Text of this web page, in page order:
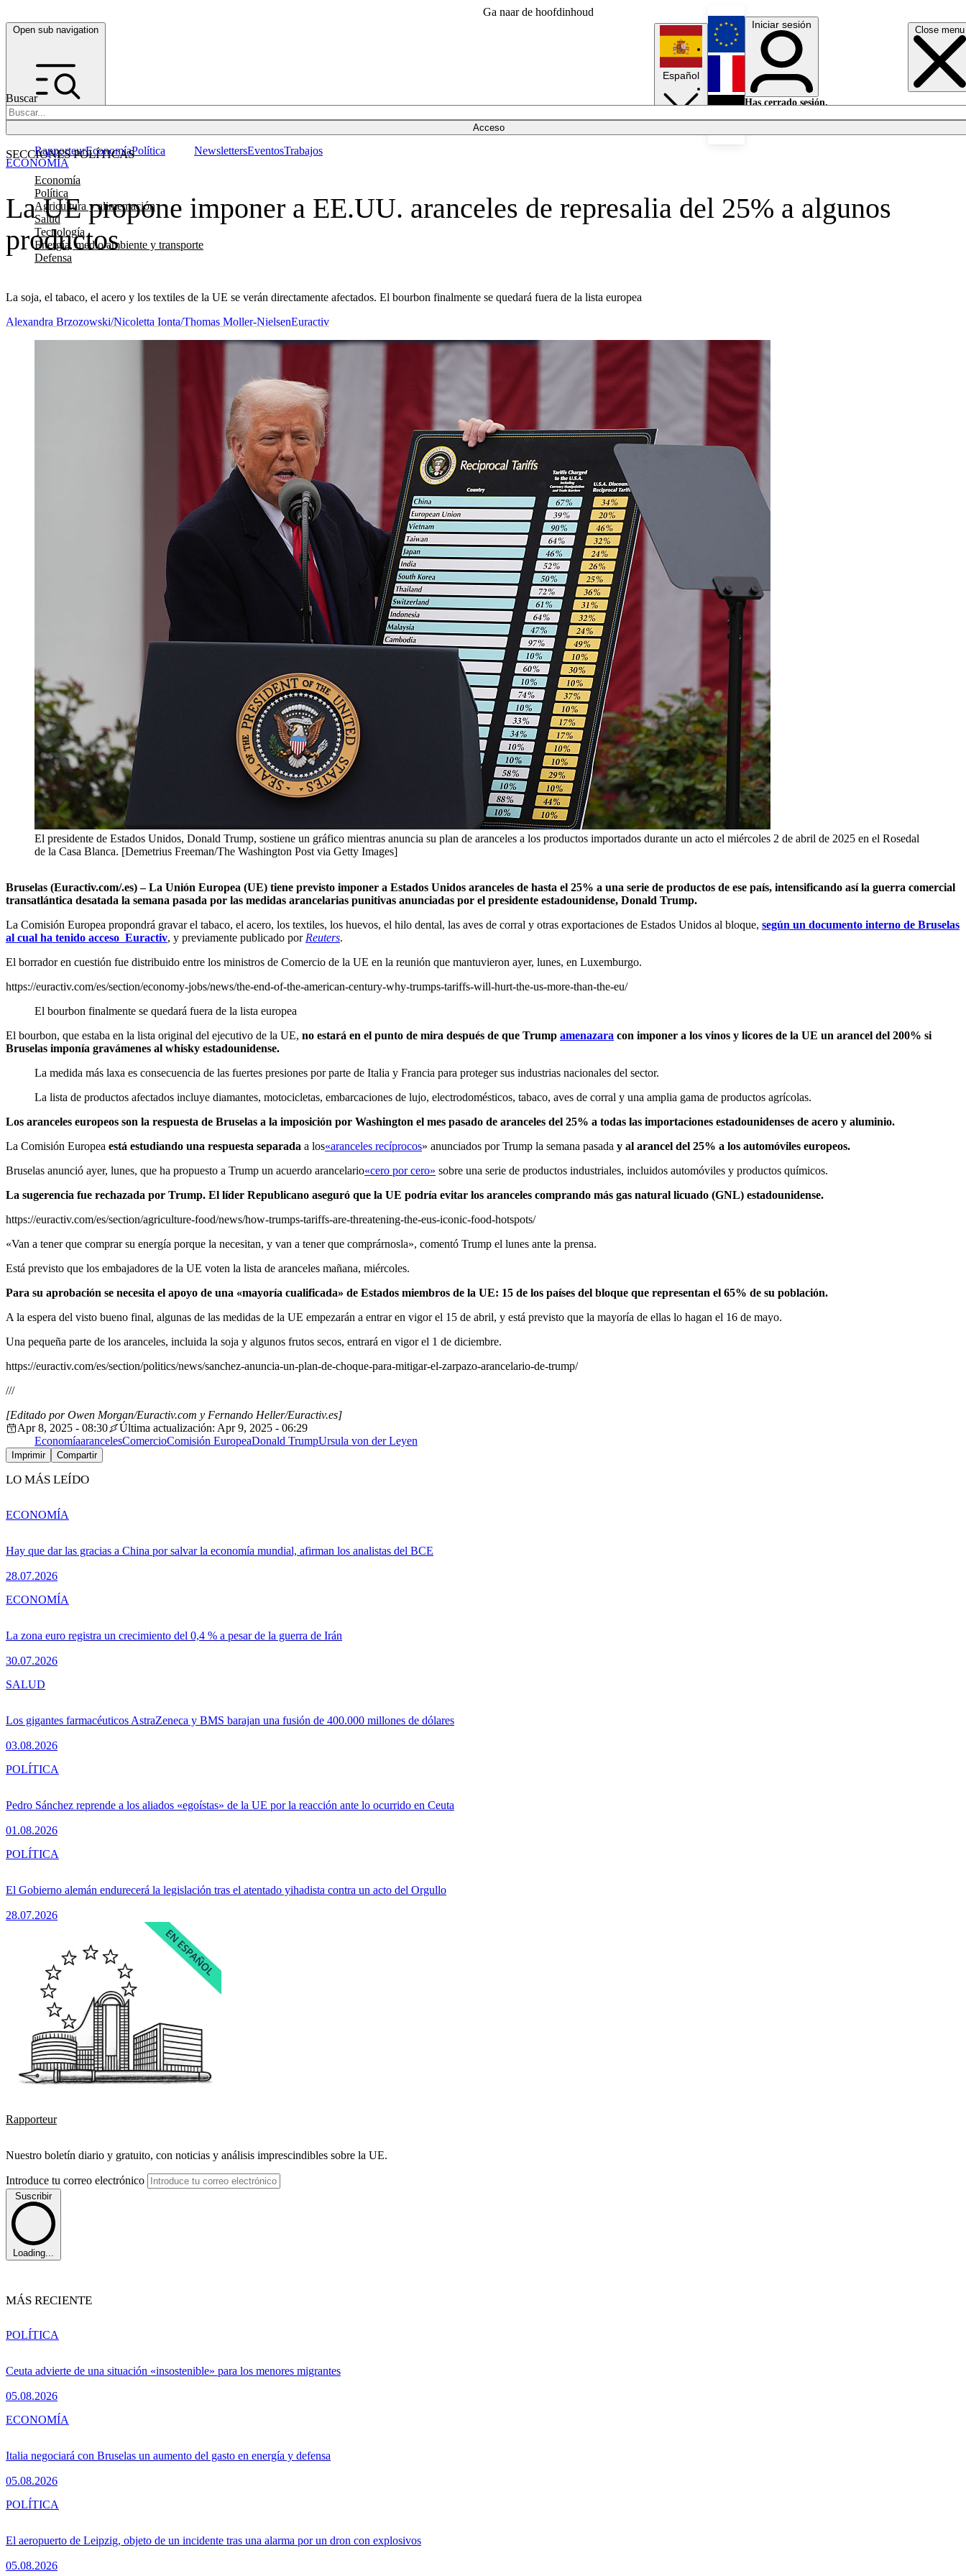
Ga naar de hoofdinhoud
Open sub navigation Close menu
Buscar
Acceso
SECCIONES POLÍTICAS
Economía
Política
Agricultura y alimentación
Salud
Tecnología
Energía, medio ambiente y transporte
Defensa
RapporteurEconomíaPolítica NewslettersEventosTrabajos
Español
English
Français
Iniciar sesión
Has cerrado sesión.
La UE propone imponer a EE.UU. aranceles de represalia del 25% a algunos
productos
La soja, el tabaco, el acero y los textiles de la UE se verán directamente afectados. El bourbon finalmente se quedará fuera de la lista europea
ECONOMÍA
Alexandra Brzozowski/Nicoletta Ionta/Thomas Moller-NielsenEuractiv
El presidente de Estados Unidos, Donald Trump, sostiene un gráfico mientras anuncia su plan de aranceles a los productos importados durante un acto el miércoles 2 de abril de 2025 en el Rosedal
de la Casa Blanca. [Demetrius Freeman/The Washington Post via Getty Images]
Bruselas (Euractiv.com/.es) – La Unión Europea (UE) tiene previsto imponer a Estados Unidos aranceles de hasta el 25% a una serie de productos de ese país, intensificando así la guerra comercial
transatlántica desatada la semana pasada por las medidas arancelarias punitivas anunciadas por el presidente estadounidense, Donald Trump.
La Comisión Europea propondrá gravar el tabaco, el acero, los textiles, los huevos, el hilo dental, las aves de corral y otras exportaciones de Estados Unidos al bloque, según un documento interno de Bruselas
al cual ha tenido acceso Euractiv, y previamente publicado por Reuters.
El borrador en cuestión fue distribuido entre los ministros de Comercio de la UE en la reunión que mantuvieron ayer, lunes, en Luxemburgo.
https://euractiv.com/es/section/economy-jobs/news/the-end-of-the-american-century-why-trumps-tariffs-will-hurt-the-us-more-than-the-eu/
El bourbon finalmente se quedará fuera de la lista europea
El bourbon, que estaba en la lista original del ejecutivo de la UE, no estará en el punto de mira después de que Trump amenazara con imponer a los vinos y licores de la UE un arancel del 200% si
Bruselas imponía gravámenes al whisky estadounidense.
La medida más laxa es consecuencia de las fuertes presiones por parte de Italia y Francia para proteger sus industrias nacionales del sector.
La lista de productos afectados incluye diamantes, motocicletas, embarcaciones de lujo, electrodomésticos, tabaco, aves de corral y una amplia gama de productos agrícolas.
Los aranceles europeos son la respuesta de Bruselas a la imposición por Washington el mes pasado de aranceles del 25% a todas las importaciones estadounidenses de acero y aluminio.
La Comisión Europea está estudiando una respuesta separada a los«aranceles recíprocos» anunciados por Trump la semana pasada y al arancel del 25% a los automóviles europeos.
Bruselas anunció ayer, lunes, que ha propuesto a Trump un acuerdo arancelario«cero por cero» sobre una serie de productos industriales, incluidos automóviles y productos químicos.
La sugerencia fue rechazada por Trump. El líder Republicano aseguró que la UE podría evitar los aranceles comprando más gas natural licuado (GNL) estadounidense.
https://euractiv.com/es/section/agriculture-food/news/how-trumps-tariffs-are-threatening-the-eus-iconic-food-hotspots/
«Van a tener que comprar su energía porque la necesitan, y van a tener que comprárnosla», comentó Trump el lunes ante la prensa.
Está previsto que los embajadores de la UE voten la lista de aranceles mañana, miércoles.
Para su aprobación se necesita el apoyo de una «mayoría cualificada» de Estados miembros de la UE: 15 de los países del bloque que representan el 65% de su población.
A la espera del visto bueno final, algunas de las medidas de la UE empezarán a entrar en vigor el 15 de abril, y está previsto que la mayoría de ellas lo hagan el 16 de mayo.
Una pequeña parte de los aranceles, incluida la soja y algunos frutos secos, entrará en vigor el 1 de diciembre.
https://euractiv.com/es/section/politics/news/sanchez-anuncia-un-plan-de-choque-para-mitigar-el-zarpazo-arancelario-de-trump/
///
[Editado por Owen Morgan/Euractiv.com y Fernando Heller/Euractiv.es]
Apr 8, 2025 - 08:30
Última actualización: Apr 9, 2025 - 06:29
EconomíaarancelesComercioComisión EuropeaDonald TrumpUrsula von der Leyen
Imprimir Compartir
LO MÁS LEÍDO
Hay que dar las gracias a China por salvar la economía mundial, afirman los analistas del BCE
28.07.2026
ECONOMÍA
La zona euro registra un crecimiento del 0,4 % a pesar de la guerra de Irán
30.07.2026
ECONOMÍA
Los gigantes farmacéuticos AstraZeneca y BMS barajan una fusión de 400.000 millones de dólares
03.08.2026
SALUD
Pedro Sánchez reprende a los aliados «egoístas» de la UE por la reacción ante lo ocurrido en Ceuta
01.08.2026
POLÍTICA
El Gobierno alemán endurecerá la legislación tras el atentado yihadista contra un acto del Orgullo
28.07.2026
POLÍTICA
Rapporteur
Nuestro boletín diario y gratuito, con noticias y análisis imprescindibles sobre la UE.
Introduce tu correo electrónico
Suscribir
Loading...
MÁS RECIENTE
Ceuta advierte de una situación «insostenible» para los menores migrantes
05.08.2026
POLÍTICA
Italia negociará con Bruselas un aumento del gasto en energía y defensa
05.08.2026
ECONOMÍA
El aeropuerto de Leipzig, objeto de un incidente tras una alarma por un dron con explosivos
05.08.2026
POLÍTICA